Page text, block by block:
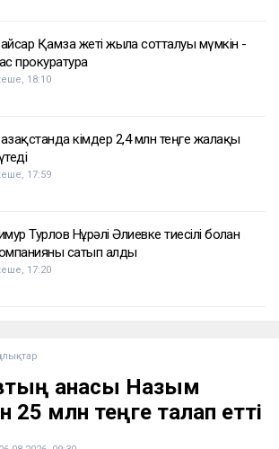
Қамза жеті жылға сотталуы мүмкін -
Бас прокуратура
18:10